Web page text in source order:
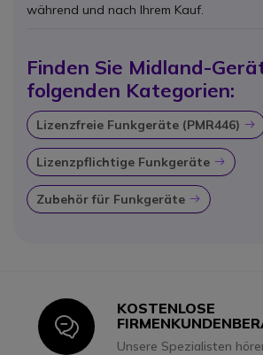
während und nach Ihrem Kauf.
Finden Sie Midland-
folgenden Kategorien:
Lizenzfreie Funkgeräte (PMR446)
Lizenzpflichtige Funkgeräte Icon
Zubehör für Funkgeräte Icon
Icon
KOSTENLOSE
Unsere Spezialisten